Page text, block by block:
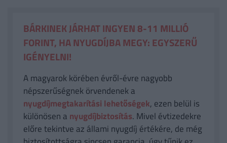
BÁRKINEK JÁRHAT INGYEN 8-11 MILLIÓ
FORINT, HA NYUGDÍJBA MEGY: EGYSZERŰ
IGÉNYELNI!
A magyarok körében évről-évre nagyobb
népszerűségnek örvendenek a
nyugdíjmegtakarítási lehetőségek, ezen belül is
különösen a nyugdíjbiztosítás. Mivel évtizedekre
előre tekintve az állami nyugdíj értékére, de még